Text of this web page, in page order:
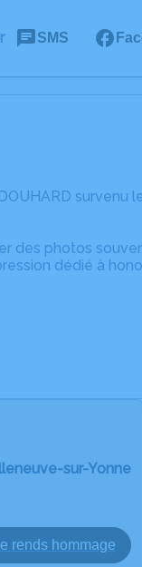
SMS
survenu
des photos
dédié à
sur-Yonne
rends hommage